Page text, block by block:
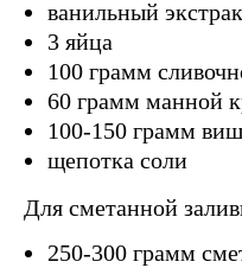
ванильный
3 яйца
100 грамм
60 грамм манной
100-150 грамм
щепотка соли
Для сметанной
250-300 грамм